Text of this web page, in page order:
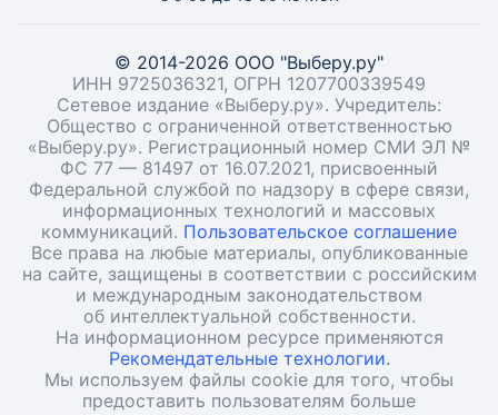
© 2014-2026 ООО "Выберу.ру"
ИНН 9725036321, ОГРН 1207700339549
Сетевое издание «Выберу.ру». Учредитель:
Общество с ограниченной ответственностью
«Выберу.ру». Регистрационный номер СМИ ЭЛ №
ФС 77 — 81497 от 16.07.2021, присвоенный
Федеральной службой по надзору в сфере связи,
информационных технологий и массовых
коммуникаций. Пользовательское соглашение
Все права на любые материалы, опубликованные
на сайте, защищены в соответствии с российским
и международным законодательством
об интеллектуальной собственности.
На информационном ресурсе применяются
Рекомендательные технологии.
Мы используем файлы cookie для того, чтобы
предоставить пользователям больше